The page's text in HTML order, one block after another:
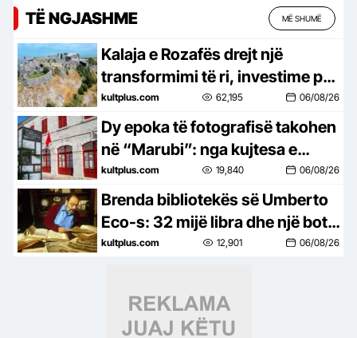
TË NGJASHME MË SHUMË
Kalaja e Rozafës drejt një
transformimi të ri, investime për
trashëgiminë dhe turizmin
kultplus.com 62,195 06/08/26
Dy epoka të fotografisë takohen
në “Marubi”: nga kujtesa e
Marubëve te eksperimentet e
Gjon Milit
kultplus.com 19,840 06/08/26
Brenda bibliotekës së Umberto
Eco-s: 32 mijë libra dhe një botë
e tërë idesh
kultplus.com 12,901 06/08/26